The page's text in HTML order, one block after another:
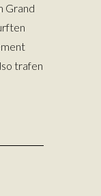
Grand
trafen